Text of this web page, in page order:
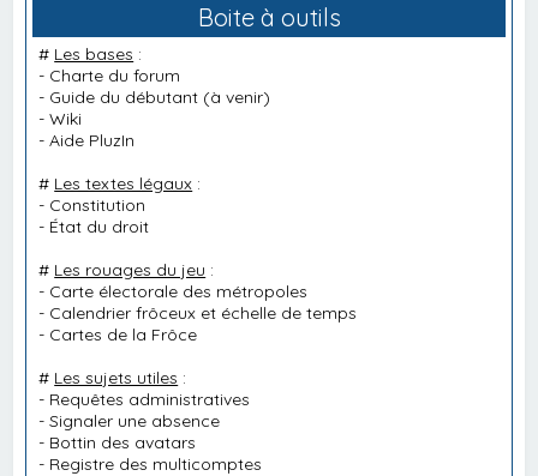
Boite à outils
# Les bases :
- Charte du forum
- Guide du débutant (à venir)
-Wiki
-Aide PluzIn
# Les textes légaux :
- Constitution
- État du droit
# Les rouages du jeu :
- Carte électorale des métropoles
- Calendrier frôceux et échelle de temps
- Cartes de la Frôce
# Les sujets utiles :
- Requêtes administratives
-Signaler une absence
- Bottin des avatars
- Registre des multicomptes